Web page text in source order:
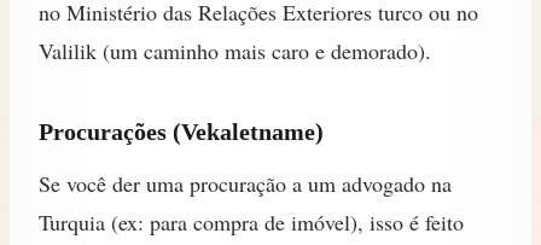
no Ministério das Relações Exteriores turco ou no
Valilik (um caminho mais caro e demorado).
Procurações (Vekaletname)
Se você der uma procuração a um advogado na
Turquia (ex: para compra de imóvel), isso é feito